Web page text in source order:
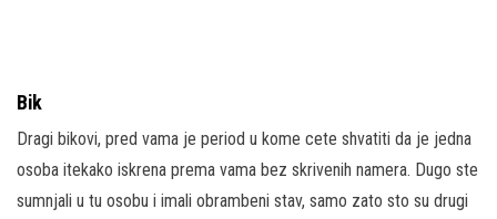
Bik
Dragi bikovi, pred vama je period u kome cete shvatiti da je jedna
osoba itekako iskrena prema vama bez skrivenih namera. Dugo ste
sumnjali u tu osobu i imali obrambeni stav, samo zato sto su drugi